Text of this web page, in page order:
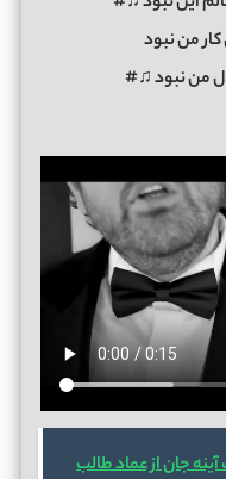
من نبود
من نبود ♫#
جان از عماد طالب